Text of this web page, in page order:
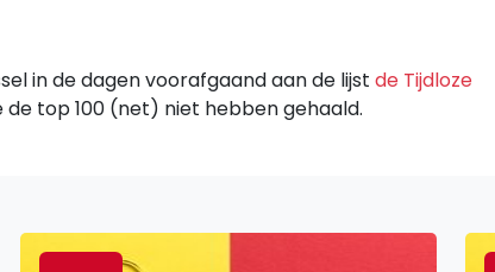
in de dagen voorafgaand aan de lijst de Tijdloze
de top 100 (net) niet hebben gehaald.